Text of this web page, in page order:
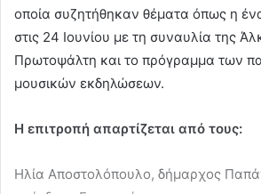
οποία συζητήθηκαν θέματα όπως η
στις 24 Ιουνίου με τη συναυλία της
Πρωτοψάλτη και το πρόγραμμα των
μουσικών εκδηλώσεων.
Η επιτροπή απαρτίζεται από τους:
Ηλία Αποστολόπουλο, δήμαρχος